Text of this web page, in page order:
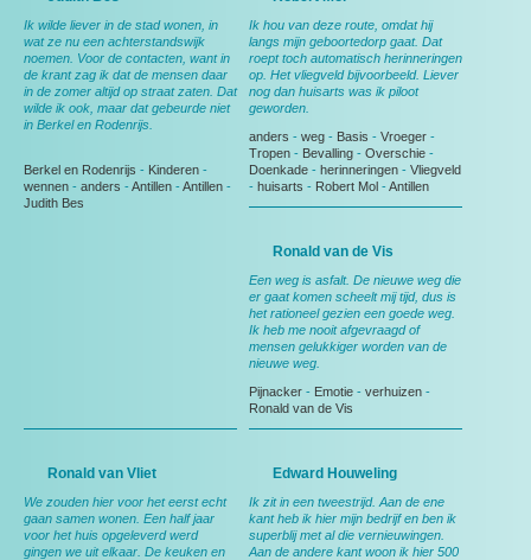
Ik wilde liever in de stad wonen, in
wat ze nu een achterstandswijk
noemen. Voor de contacten, want in
de krant zag ik dat de mensen daar
in de zomer altijd op straat zaten. Dat
wilde ik ook, maar dat gebeurde niet
in Berkel en Rodenrijs.
Berkel en Rodenrijs - Kinderen -
wennen - anders -Antillen -Antillen -
Judith Bes
Ik hou van deze route, omdat hij
langs mijn geboortedorp gaat. Dat
roept toch automatisch herinneringen
op. Het vliegveld bijvoorbeeld. Liever
nog dan huisarts was ik piloot
geworden.
anders - weg - Basis - Vroeger -
Tropen - Bevalling - Overschie -
Doenkade - herinneringen - Vliegveld
- huisarts - Robert Mol -Antillen
Ronald van de Vis
Een weg is asfalt. De nieuwe weg die
er gaat komen scheelt mij tijd, dus is
het rationeel gezien een goede weg.
Ik heb me nooit afgevraagd of
mensen gelukkiger worden van de
nieuwe weg.
Pijnacker - Emotie - verhuizen -
Ronald van de Vis
Ronald van Vliet
We zouden hier voor het eerst echt
gaan samen wonen. Een half jaar
voor het huis opgeleverd werd
gingen we uit elkaar. De keuken en
Edward Houweling
Ik zit in een tweestrijd. Aan de ene
kant heb ik hier mijn bedrijf en ben ik
superblij met al die vernieuwingen.
Aan de andere kant woon ik hier 500